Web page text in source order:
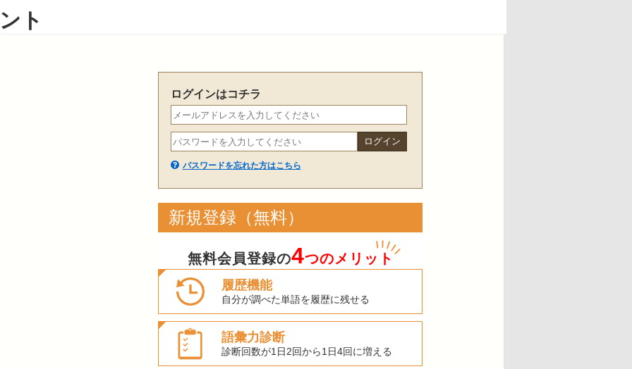
ト
ログインはコチラ
パスワードを忘れた方はこちら
新規登録（無料）
無料会員登録の4つのメリット
履歴機能
自分が調べた単語を履歴に残せる
語彙力診断
診断回数が1日2回から1日4回に増える